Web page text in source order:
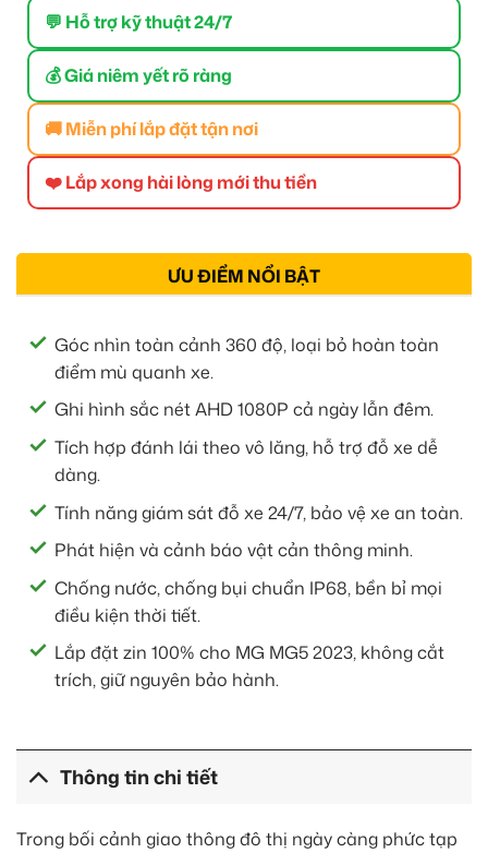
💬 Hỗ trợ kỹ thuật 24/7
💰 Giá niêm yết rõ ràng
🚚 Miễn phí lắp đặt tận nơi
❤️ Lắp xong hài lòng mới thu tiền
ƯU ĐIỂM NỔI BẬT
Góc nhìn toàn cảnh 360 độ, loại bỏ hoàn toàn
điểm mù quanh xe.
Ghi hình sắc nét AHD 1080P cả ngày lẫn đêm.
Tích hợp đánh lái theo vô lăng, hỗ trợ đỗ xe dễ
dàng.
Tính năng giám sát đỗ xe 24/7, bảo vệ xe an toàn.
Phát hiện và cảnh báo vật cản thông minh.
Chống nước, chống bụi chuẩn IP68, bền bỉ mọi
điều kiện thời tiết.
Lắp đặt zin 100% cho MG MG5 2023, không cắt
trích, giữ nguyên bảo hành.
Thông tin chi tiết
Trong bối cảnh giao thông đô thị ngày càng phức tạp